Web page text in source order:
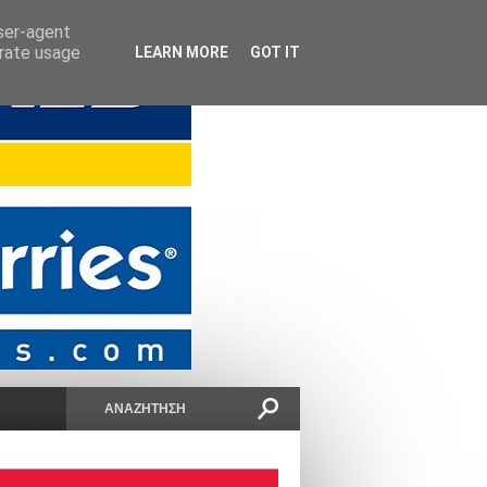
agent
usage
LEARN MORE GOT IT